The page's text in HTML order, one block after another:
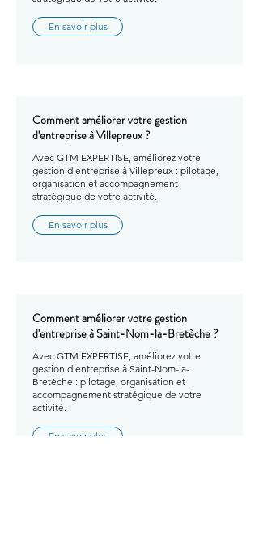
En savoir plus
Comment améliorer votre gestion
d'entreprise à Villepreux ?
Avec GTM EXPERTISE, améliorez votre
gestion d'entreprise à Villepreux : pilotage,
organisation et accompagnement
stratégique de votre activité.
En savoir plus
Comment améliorer votre gestion
d'entreprise à Saint-Nom-la-Bretèche ?
Avec GTM EXPERTISE, améliorez votre
gestion d'entreprise à Saint-Nom-la-
Bretèche : pilotage, organisation et
accompagnement stratégique de votre
activité.
En savoir plus